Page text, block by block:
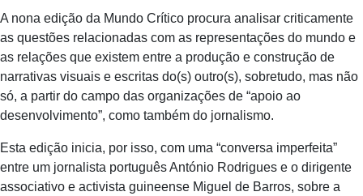
A nona edição da Mundo Crítico procura analisar criticamente
as questões relacionadas com as representações do mundo e
as relações que existem entre a produção e construção de
narrativas visuais e escritas do(s) outro(s), sobretudo, mas não
só, a partir do campo das organizações de “apoio ao
desenvolvimento”, como também do jornalismo.
Esta edição inicia, por isso, com uma “conversa imperfeita”
entre um jornalista português António Rodrigues e o dirigente
associativo e activista guineense Miguel de Barros, sobre a